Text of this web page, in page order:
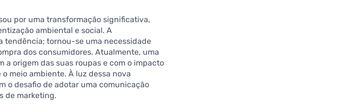
por uma transformação significativa,
ambiental e social. A
tendência; tornou-se uma necessidade
dos consumidores. Atualmente, uma
a origem das suas roupas e com o impacto
meio ambiente. À luz dessa nova
o desafio de adotar uma comunicação
de marketing.